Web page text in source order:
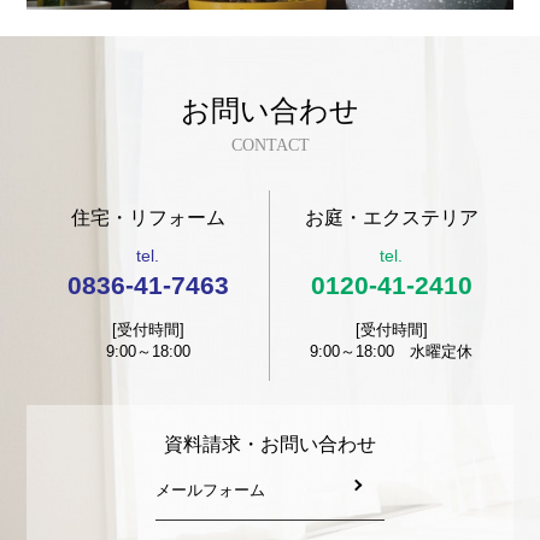
お問い合わせ
CONTACT
住宅・リフォーム
tel.
0836-41-7463
[受付時間]
9:00～18:00
お庭・エクステリア
tel.
0120-41-2410
[受付時間]
9:00～18:00 水曜定休
資料請求・お問い合わせ
メールフォーム